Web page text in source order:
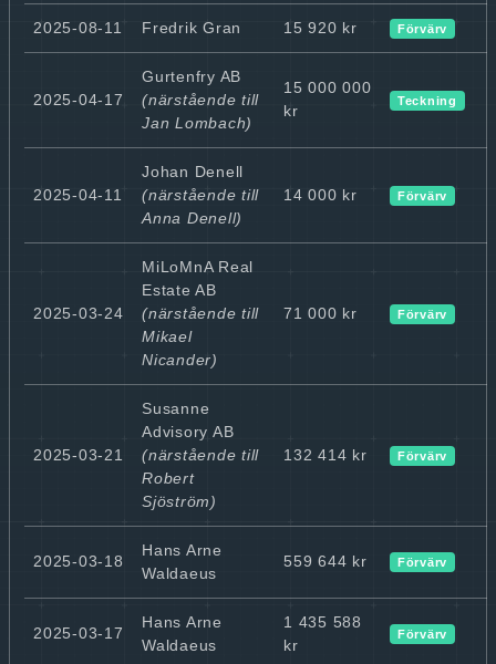
2025-08-11 Fredrik Gran 15 920 kr Förvärv
2025-04-17
Gurtenfry AB
(närstående till
Jan Lombach)
15 000 000
kr
Teckning
2025-04-11
Johan Denell
(närstående till
Anna Denell)
14 000 kr Förvärv
2025-03-24
MiLoMnA Real
Estate AB
(närstående till
Mikael
Nicander)
71 000 kr Förvärv
2025-03-21
Susanne
Advisory AB
(närstående till
Robert
Sjöström)
132 414 kr Förvärv
2025-03-18
Hans Arne
Waldaeus
559 644 kr Förvärv
2025-03-17
Hans Arne
Waldaeus
1 435 588
kr
Förvärv